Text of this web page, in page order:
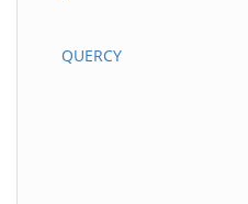
QUERCY